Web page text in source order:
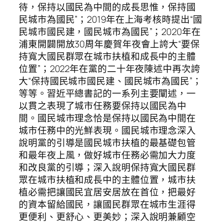
待，保持以國民為中間的成長思惟，保持國
民城市為國民”；2019年在上海考核時提出“國
民城市國民建，國民城市為國民”；2020年在
浦東開闢開放30周年慶賀年夜會上誇大“要保
持寬大國民群眾在城市扶植和成長中的主體
位置”；2022年在黨的二十年夜陳述中再次誇
大“保持國民城市國民建、國民城市為國民”；
等等。習近平總書記的一系列主要闡述，一
以貫之表現了城市任務要保持以國民為中
間。國民城市理念恰是保持以國民為中間在
城市任務中的光鮮表現。國民城市理念深入
說明黨的引導是國民城市扶植的最基礎包管
和最年夜上風，做好城市任務必需加大力度
和改良黨的引導；深入說明保持寬大國民群
眾在城市扶植和成長中的主體位置，城市扶
植必需把讓國民宜居安居放在首位，把最好
的資本留給國民，讓國民群眾在城市生涯得
更便利、更舒心、更美妙；深入說明兼顧空